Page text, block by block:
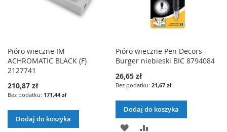
Pióro wieczne IM
ACHROMATIC BLACK (F)
2127741
210,87 zł
171,44 zł
Dodaj do koszyka
Pióro wieczne Pen Decors -
Burger niebieski BIC 8794084
26,65 zł
21,67 zł
Dodaj do koszyka
DODAJ